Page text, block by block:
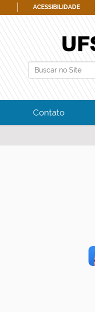
Busca Avançada…
ACESSIBILIDADE
Contato